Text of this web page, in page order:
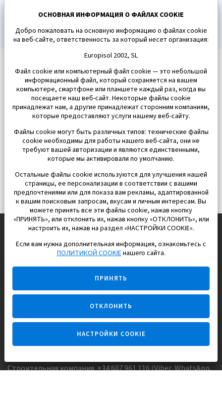
ПОДПИСАТЬСЯ
EUROPISOL 2002 S.L.
Строим и продаем дома
для счастливой жизни в Испании
Задайте вопрос
Строительная компания +34 607 961 116 (Viber, WhatsApp,
ОСНОВНАЯ ИНФОРМАЦИЯ О ФАЙЛАХ COOKIE
Добро пожаловать на основную информацию о файлах cookie
на веб-сайте, ответственность за который несет организация:
Europisol 2002, SL
Файл cookie или компьютерный файл cookie — это небольшой
информационный файл, который сохраняется на вашем
компьютере, смартфоне или планшете каждый раз, когда вы
посещаете наш веб-сайт. Некоторые файлы cookie
принадлежат нам, а другие принадлежат сторонним компаниям,
которые предоставляют услуги нашему веб-сайту.
Файлы cookie могут быть различных типов: технические файлы
cookie необходимы для работы нашего веб-сайта, они не
требуют вашей авторизации и являются единственными,
которые мы активировали по умолчанию.
Остальные файлы cookie используются для улучшения нашей
страницы, ее персонализации в соответствии с вашими
предпочтениями или для показа вам рекламы, адаптированной
к вашим поисковым запросам, вкусам и личным интересам. Вы
можете принять все эти файлы cookie, нажав кнопку
«ПРИНЯТЬ», или отклонить их, нажав кнопку «ОТКЛОНИТЬ», или
настроить их, нажав на раздел «НАСТРОЙКИ COOKIE».
Если вам нужна дополнительная информация, ознакомьтесь с
ПОЛИТИКОЙ COOKIEнашего сайта.
ПРИНЯТЬ
ОТКЛОНИТЬ
НАСТРОЙКИ COOKIE